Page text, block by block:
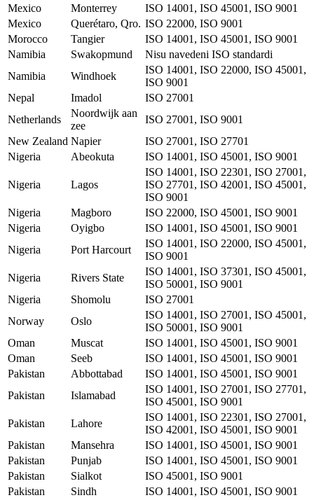
Mexico
Monterrey
ISO 14001, ISO 45001, ISO 9001
Mexico
Querétaro, Qro. ISO 22000, ISO 9001
Morocco
Tangier
ISO 14001, ISO 45001, ISO 9001
Namibia
Swakopmund
Nisu navedeni ISO standardi
Namibia
Windhoek
ISO 14001, ISO 22000, ISO 45001,
ISO 9001
Nepal
Imadol
ISO 27001
Netherlands
Noordwijk aan
zee
ISO 27001, ISO 9001
New Zealand Napier
ISO 27001, ISO 27701
Nigeria
Abeokuta ISO 14001, ISO 45001, ISO 9001
Nigeria Lagos
ISO 14001, ISO 22301, ISO 27001,
ISO 27701, ISO 42001, ISO 45001,
ISO 9001
Nigeria
Magboro
ISO 22000, ISO 45001, ISO 9001
Nigeria
Oyigbo
ISO 14001, ISO 45001, ISO 9001
Nigeria
Port Harcourt
ISO 14001, ISO 22000, ISO 45001,
ISO 9001
Nigeria
Rivers State
ISO 14001, ISO 37301, ISO 45001,
ISO 50001, ISO 9001
Nigeria
Shomolu
ISO 27001
Norway
Oslo
ISO 14001, ISO 27001, ISO 45001,
ISO 50001, ISO 9001
Oman
Muscat
ISO 14001, ISO 45001, ISO 9001
Oman
Seeb
ISO 14001, ISO 45001, ISO 9001
Pakistan
Abbottabad
ISO 14001, ISO 45001, ISO 9001
Pakistan
Islamabad
ISO 14001, ISO 27001, ISO 27701,
ISO 45001, ISO 9001
Pakistan
Lahore
ISO 14001, ISO 22301, ISO 27001,
ISO 42001, ISO 45001, ISO 9001
Pakistan
Mansehra
ISO 14001, ISO 45001, ISO 9001
Pakistan
Punjab
ISO 14001, ISO 45001, ISO 9001
Pakistan
Sialkot
ISO 45001, ISO 9001
Pakistan
Sindh
ISO 14001, ISO 45001, ISO 9001